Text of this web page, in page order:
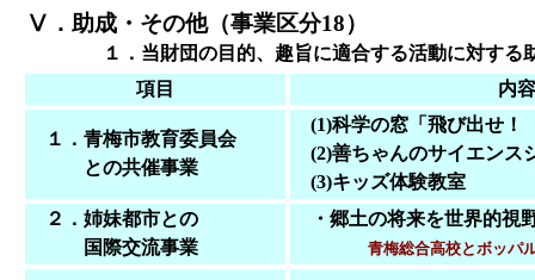
Ⅴ．助成・その他（事業区分18）
１．当財団の目的、趣旨に適合する活動に対する
項目
内
１．青梅市教育委員会
との共催事業
(1)科学の窓「飛び出せ！
(2)善ちゃんのサイエンス
(3)キッズ体験教室
２．姉妹都市との
国際交流事業
・郷土の将来を世界的視
青梅総合高校とボッパ